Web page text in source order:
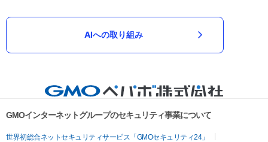
AIへの取り組み
GMOインターネットグループのセキュリティ事業について
世界初総合ネットセキュリティサービス「GMOセキュリティ24」